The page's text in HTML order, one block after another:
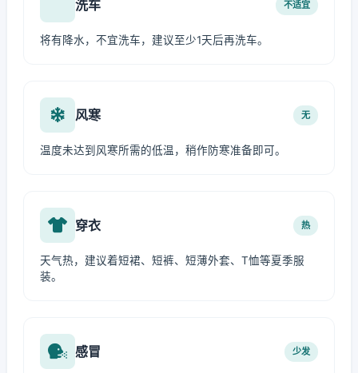
洗车 不适宜
将有降水，不宜洗车，建议至少1天后再洗车。
风寒 无
温度未达到风寒所需的低温，稍作防寒准备即可。
穿衣 热
天气热，建议着短裙、短裤、短薄外套、T恤等夏季服
装。
感冒 少发